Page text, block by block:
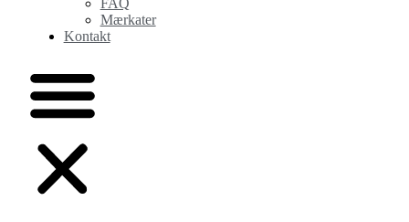
Mærkater
Kontakt